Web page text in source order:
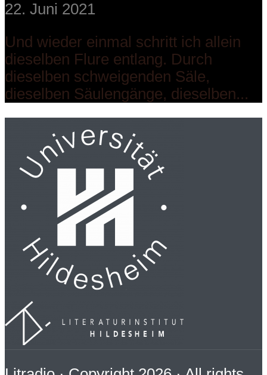
22. Juni 2021
Und wieder einmal schritt ich allein
dieselben Flure entlang. Durch
dieselben schweigenden Säle,
dieselben Säulengänge, dieselben...